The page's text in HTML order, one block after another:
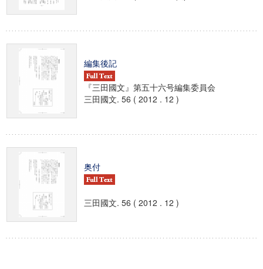
編集後記
『三田國文』第五十六号編集委員会
三田國文. 56 ( 2012 . 12 )
奥付
三田國文. 56 ( 2012 . 12 )